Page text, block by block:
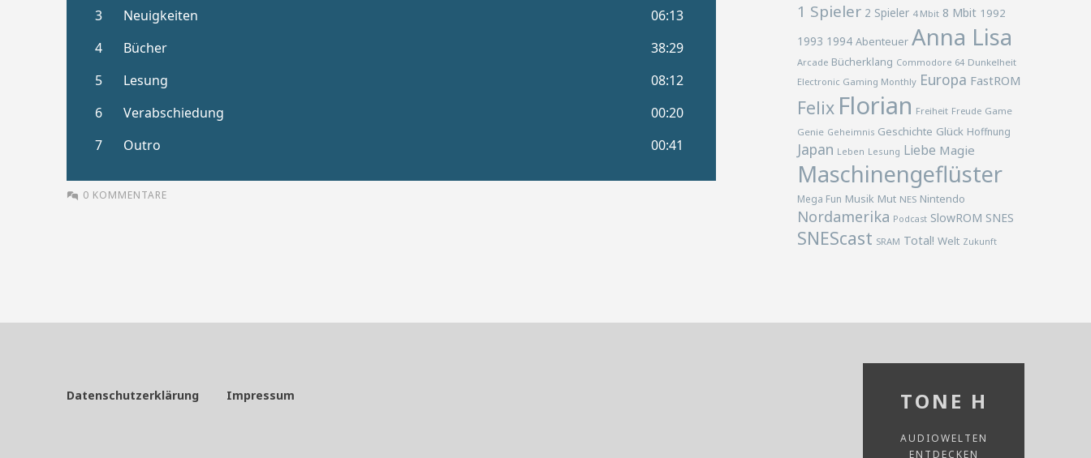
0 KOMMENTARE
1 Spieler 2 Spieler 4 Mbit 8 Mbit 1992
1993 1994 Abenteuer Anna Lisa
Arcade Bücherklang Commodore 64 Dunkelheit
Electronic Gaming Monthly Europa FastROM
Felix Florian Freiheit Freude Game
Genie Geheimnis Geschichte Glück Hoffnung
Japan Leben Lesung Liebe Magie
Maschinengeflüster
Mega Fun Musik Mut NES Nintendo
Nordamerika Podcast SlowROM SNES
SNEScast SRAM Total! Welt Zukunft
Datenschutzerklärung Impressum TONE H
AUDIOWELTEN
ENTDECKEN